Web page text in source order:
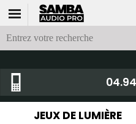
JEUX DE LUMIÈRE